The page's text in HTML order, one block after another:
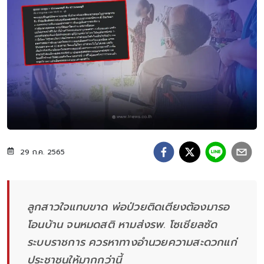
29 ก.ค. 2565
ลูกสาวใจแทบขาด พ่อป่วยติดเตียงต้องมารอ
โอนบ้าน จนหมดสติ หามส่งรพ. โซเชียลซัด
ระบบราชการ ควรหาทางอำนวยความสะดวกแก่
ประชาชนให้มากกว่านี้